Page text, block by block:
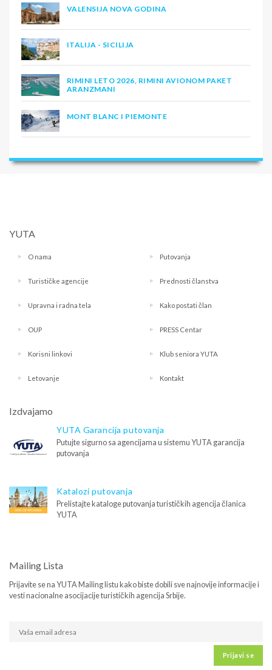
VALENSIJA NOVA GODINA
ITALIJA - SICILIJA
RIMINI LETO 2026, RIMINI AVIONOM PAKET
ARANZMANI
MONT BLANC I PIEMONTE
YUTA
O nama Putovanja
Turističke agencije Prednosti članstva
Upravna i radna tela Kako postati član
OUP PRESS Centar
Korisni linkovi Klub seniora YUTA
Letovanje Kontakt
Izdvajamo
YUTA Garancija putovanja
Putujte sigurno sa agencijama u sistemu YUTA garancija
putovanja
Katalozi putovanja
Prelistajte kataloge putovanja turističkih agencija članica
YUTA
Mailing Lista
Prijavite se na YUTA Mailing listu kako biste dobili sve najnovije informacije i
vesti nacionalne asocijacije turističkih agencija Srbije.
Prijavi se